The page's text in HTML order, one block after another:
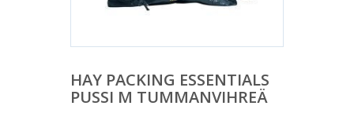
HAY PACKING ESSENTIALS
PUSSI M TUMMANVIHREÄ